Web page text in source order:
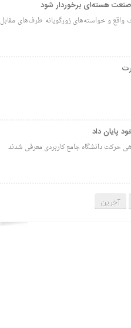
هسته‌ای برخوردار شود
واقع و خواسته‌های زورگویانه طرف‌های مقابل
پایان داد
حرکت دانشگاه جامع کاربردی معرفی شدند
آخرین